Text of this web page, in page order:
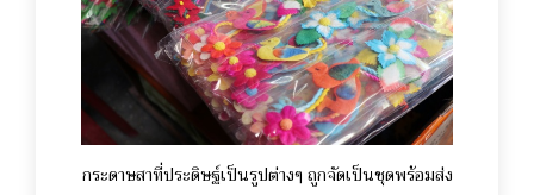
กระดาษสาที่ประดิษฐ์เป็นรูปต่างๆ ถูกจัดเป็นชุดพร้อมส่ง